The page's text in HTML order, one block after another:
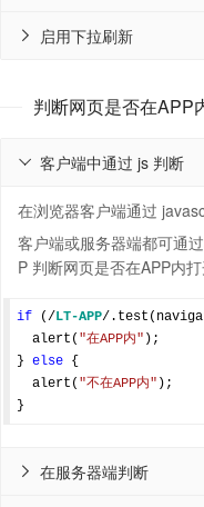
启用下拉刷新

判断网页是否在APP
客户端中通过 js 判断

在浏览器客户端通过
客户端或服务器端都可通
P 判断网页是否在APP内打
if (/LT-APP/
  alert(
"在APP内" );
} else {
  alert(
"不在APP内" );
在服务器端判断
